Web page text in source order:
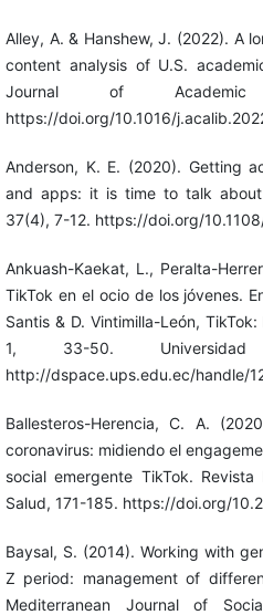
Alley, A. & Hanshew, J. (2022). A
content analysis of U.S.
Journal of Academic
https://doi.org/10.1016/
Anderson, K. E. (2020). Getting
and apps: it is time to talk
37(4), 7-12. https://doi.org/
Ankuash-Kaekat, L., Peralta-
TikTok en el ocio de los jóvenes.
Santis & D. Vintimilla-León,
1, 33-50. Universidad
http://dspace.ups.edu.ec/handle/
Ballesteros-Herencia, C. A.
coronavirus: midiendo el
social emergente TikTok.
Salud, 171-185. https://doi.org/
Baysal, S. (2014). Working with
Z period: management of
Mediterranean Journal of